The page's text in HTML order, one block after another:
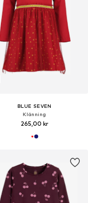
BLUE SEVEN
Klänning
265,00 kr